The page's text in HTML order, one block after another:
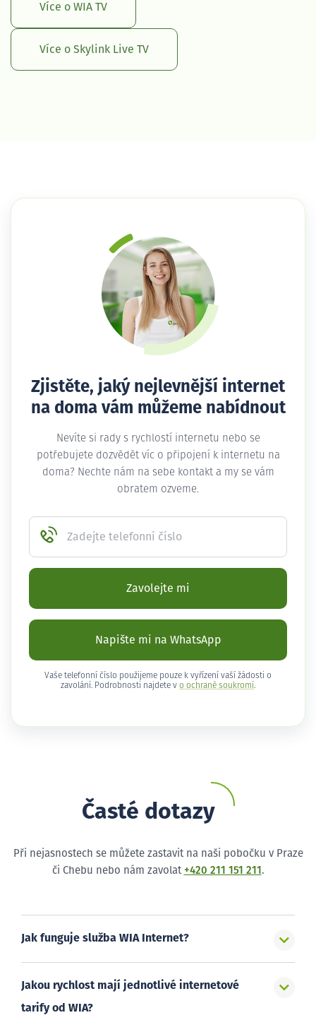
Více o WIA TV
Více o Skylink Live TV
Zjistěte, jaký nejlevnější internet
na doma vám můžeme nabídnout
Nevíte si rady s rychlostí internetu nebo se
potřebujete dozvědět víc o připojení k internetu na
doma? Nechte nám na sebe kontakt a my se vám
obratem ozveme.
Zadejte telefonní číslo
Zavolejte mi
Napište mi na WhatsApp
Vaše telefonní číslo použijeme pouze k vyřízení vaší žádosti o
zavolání. Podrobnosti najdete v o ochraně soukromí .
Časté dotazy
Při nejasnostech se můžete zastavit na naši pobočku v Praze
či Chebu nebo nám zavolat +420 211 151 211 .
Jak funguje služba WIA Internet?
Jakou rychlost mají jednotlivé internetové
tarify od WIA?